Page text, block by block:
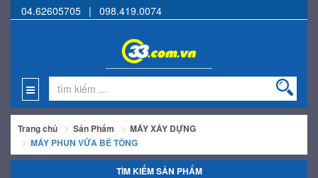
04.62605705 | 098.419.0074
Trang chủ Sản Phẩm
MÁY XÂY DỰNG
MÁY PHUN VỮA BÊ TÔNG
TÌM KIẾM SẢN PHẨM